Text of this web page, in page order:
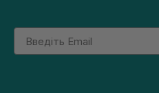
Email